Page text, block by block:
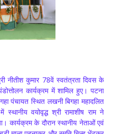
नीतीश कुमार 78वें स्वतंत्रता दिवस के
कार्यक्रम में शामिल हुए। पटना
पंचायत स्थित लखनी बिगहा महादलित
वयोवृद्ध श्री रामाशीष राम ने
कार्यक्रम के दौरान स्थानीय नेताओं एवं